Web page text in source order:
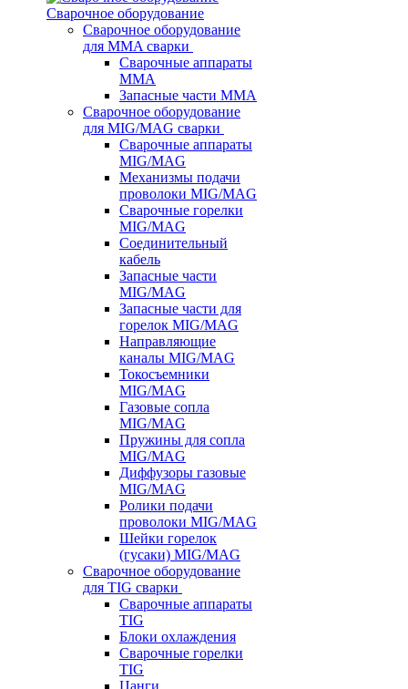
Сварочное оборудование
Сварочное оборудование
для MMA сварки
Сварочные аппараты
MMA
Запасные части MMA
Сварочное оборудование
для MIG/MAG сварки
Сварочные аппараты
MIG/MAG
Механизмы подачи
проволоки MIG/MAG
Сварочные горелки
MIG/MAG
Соединительный
кабель
Запасные части
MIG/MAG
Запасные части для
горелок MIG/MAG
Направляющие
каналы MIG/MAG
Токосъемники
MIG/MAG
Газовые сопла
MIG/MAG
Пружины для сопла
MIG/MAG
Диффузоры газовые
MIG/MAG
Ролики подачи
проволоки MIG/MAG
Шейки горелок
(гусаки) MIG/MAG
Сварочное оборудование
для TIG сварки
Сварочные аппараты
TIG
Блоки охлаждения
Сварочные горелки
TIG
Цанги